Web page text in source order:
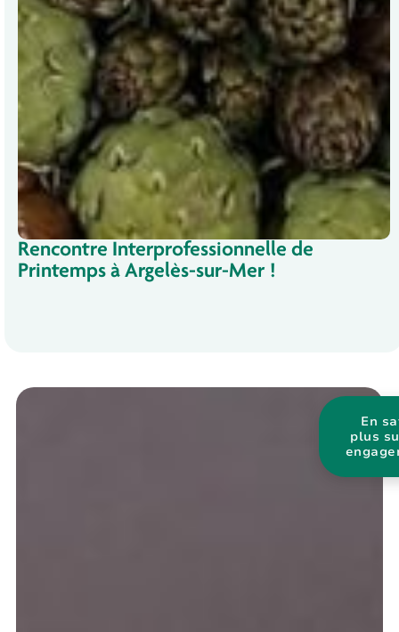
Rencontre Interprofessionnelle de
Printemps à Argelès-sur-Mer !
En
plus